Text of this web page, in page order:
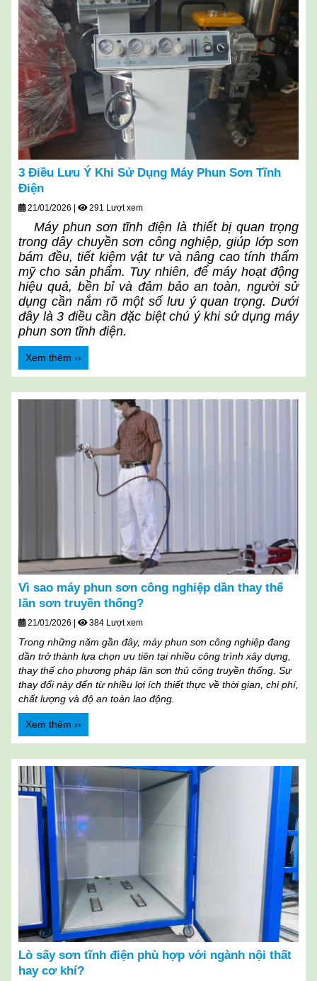
3 Điều Lưu Ý Khi Sử Dụng Máy Phun Sơn Tĩnh
Điện
21/01/2026 | 291 Lượt xem
Máy phun sơn tĩnh điện là thiết bị quan trọng
trong dây chuyền sơn công nghiệp, giúp lớp sơn
bám đều, tiết kiệm vật tư và nâng cao tính thẩm
mỹ cho sản phẩm. Tuy nhiên, để máy hoạt động
hiệu quả, bền bỉ và đảm bảo an toàn, người sử
dụng cần nắm rõ một số lưu ý quan trọng. Dưới
đây là 3 điều cần đặc biệt chú ý khi sử dụng máy
phun sơn tĩnh điện.
Xem thêm ››
Vì sao máy phun sơn công nghiệp dần thay thế
lăn sơn truyền thống?
21/01/2026 384 Lượt xem
Trong những năm gần đây, máy phun sơn công nghiệp đang
dần trở thành lựa chọn ưu tiên tại nhiều công trình xây dựng,
thay thế cho phương pháp lăn sơn thủ công truyền thống. Sự
thay đổi này đến từ nhiều lợi ích thiết thực về thời gian, chi phí,
chất lượng và độ an toàn lao động.
Xem thêm ››
Lò sấy sơn tĩnh điện phù hợp với ngành nội thất
hay cơ khí?